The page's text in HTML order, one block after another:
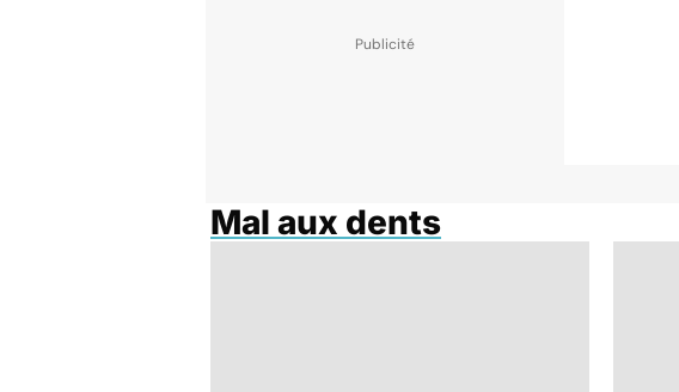
Mal aux dents